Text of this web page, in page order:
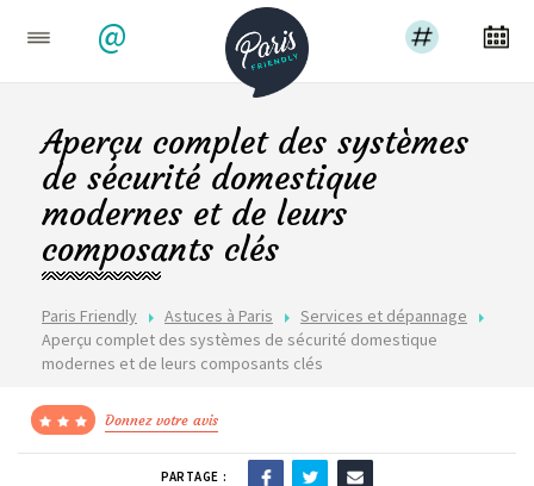
@
Paris Friendly Astuces à Paris
Services et dépannage
Aperçu complet des systèmes de sécurité domestique
modernes et de leurs composants clés
Aperçu complet des systèmes
de sécurité domestique
modernes et de leurs
composants clés
Donnez votre avis
PARTAGE :